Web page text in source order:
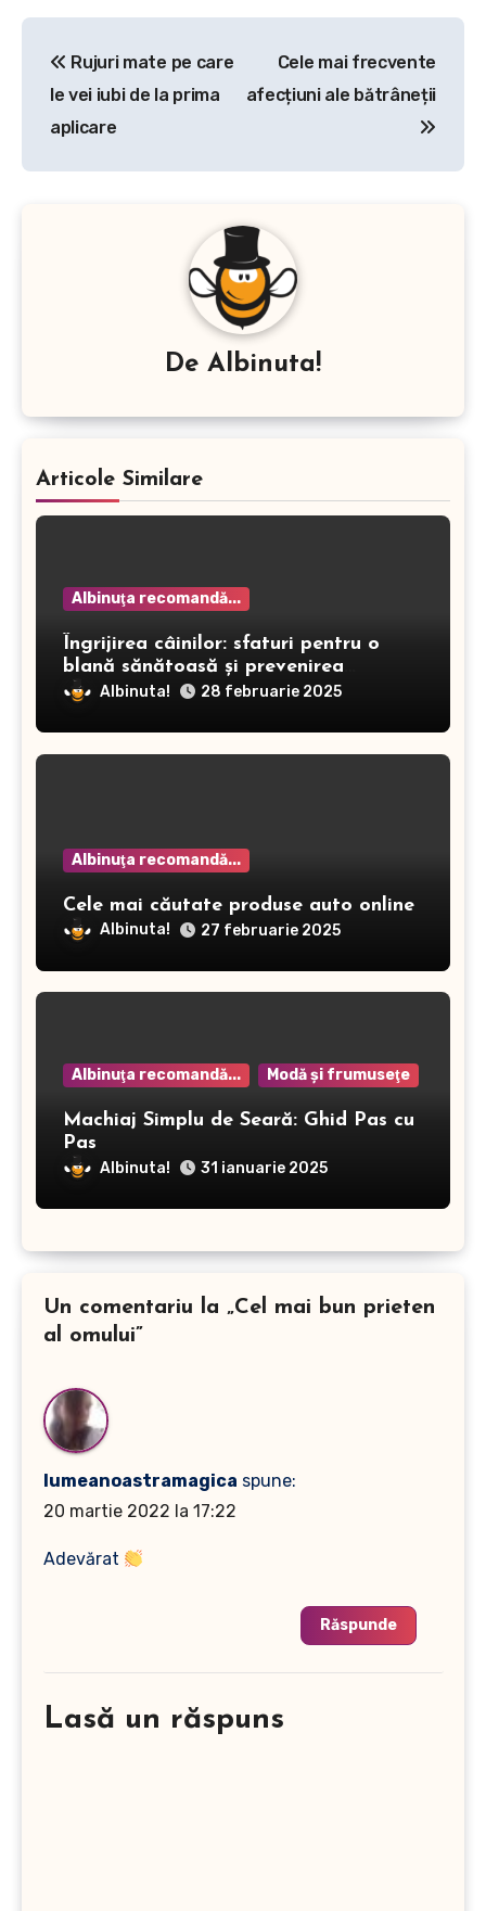
articole
Rujuri mate pe care
le vei iubi de la prima
aplicare
Cele mai frecvente
afecțiuni ale bătrâneții
De Albinuta!
Articole Similare
Albinuţa recomandă...
Îngrijirea câinilor: sfaturi pentru o
blană sănătoasă și prevenirea
dermatitei
Albinuta! 28 februarie 2025
Albinuţa recomandă...
Cele mai căutate produse auto online
Albinuta! 27 februarie 2025
Albinuţa recomandă... Modă şi frumuseţe
Machiaj Simplu de Seară: Ghid Pas cu
Pas
Albinuta! 31 ianuarie 2025
Un comentariu la „Cel mai bun prieten
al omului”
lumeanoastramagica spune:
20 martie 2022 la 17:22
Adevărat
Răspunde
Lasă un răspuns